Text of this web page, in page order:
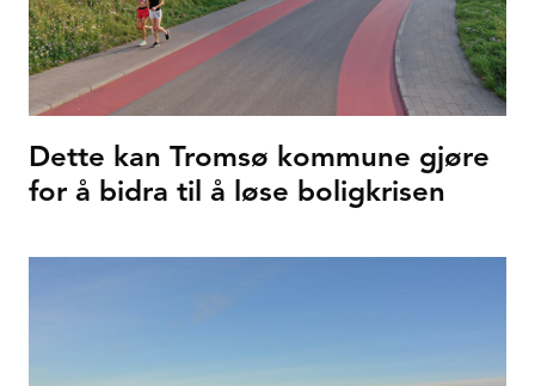
Dette kan Tromsø kommune gjøre
for å bidra til å løse boligkrisen